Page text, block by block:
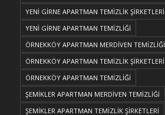
YENİ GİRNE APARTMAN TEMİZLİK ŞİRKETLERİ
YENİ GİRNE APARTMAN TEMİZLİĞİ
ÖRNEKKÖY APARTMAN MERDİVEN TEMİZLİĞİ
ÖRNEKKÖY APARTMAN TEMİZLİK ŞİRKETLERİ
ÖRNEKKÖY APARTMAN TEMİZLİĞİ
ŞEMİKLER APARTMAN MERDİVEN TEMİZLİĞİ
ŞEMİKLER APARTMAN TEMİZLİK ŞİRKETLERİ